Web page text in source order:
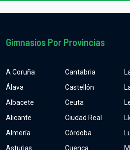
Gimnasios Por Provincias
A Coruña
Álava
Albacete
Alicante
Almería
Asturias
Cantabria
Castellón
Ceuta
Ciudad Real
Córdoba
Cuenca